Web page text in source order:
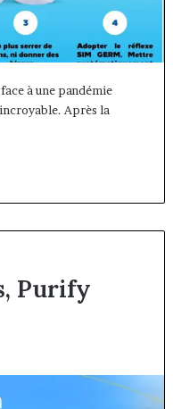
à une pandémie
Après la
Purify